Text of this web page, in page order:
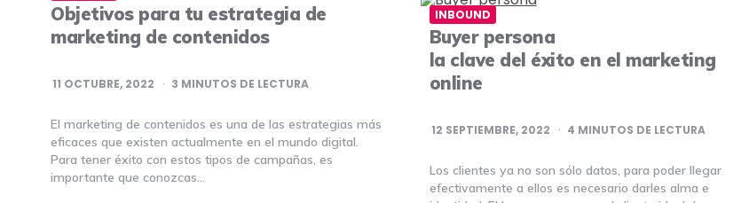
Objetivos para tu estrategia de
marketing de contenidos
11 OCTUBRE, 2022 3 MINUTOS DE LECTURA
El marketing de contenidos es una de las estrategias más
eficaces que existen actualmente en el mundo digital.
Para tener éxito con estos tipos de campañas, es
importante que conozcas…
INBOUND
Buyer persona
la clave del éxito en el marketing
online
12 SEPTIEMBRE, 2022 4 MINUTOS DE LECTURA
Los clientes ya no son sólo datos, para poder llegar
efectivamente a ellos es necesario darles alma e